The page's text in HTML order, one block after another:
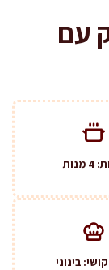
עם
מנות
בינוני